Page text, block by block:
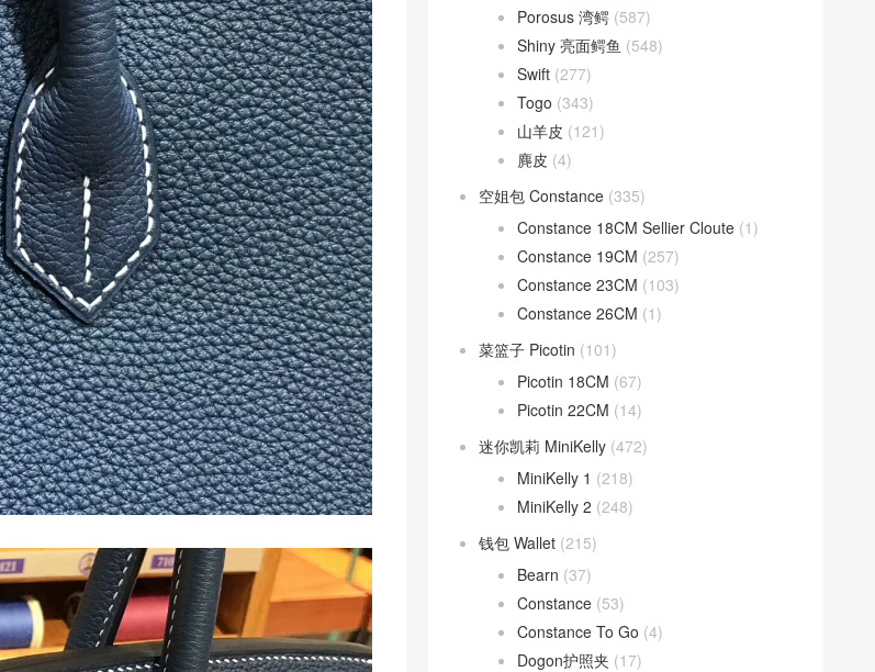
Porosus 湾鳄 (587)
Shiny 亮面鳄鱼 (548)
Swift (277)
Togo (343)
山羊皮 (121)
麂皮 (4)
空姐包 Constance (335)
Constance 18CM Sellier Cloute (1)
Constance 19CM (257)
Constance 23CM (103)
Constance 26CM (1)
菜篮子 Picotin (101)
Picotin 18CM (67)
Picotin 22CM (14)
迷你凯莉 MiniKelly (472)
MiniKelly 1 (218)
MiniKelly 2 (248)
钱包 Wallet (215)
Bearn (37)
Constance (53)
Constance To Go (4)
Dogon护照夹 (17)